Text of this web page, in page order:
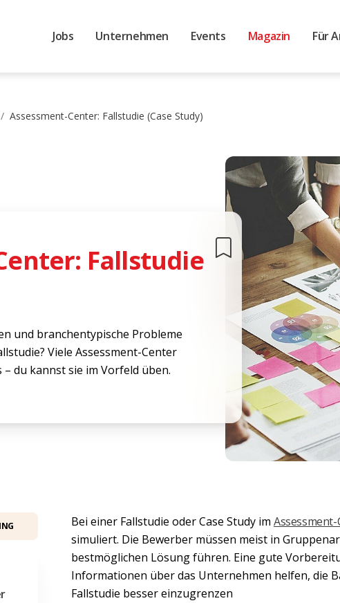
Jobs Unternehmen Events Magazin Für
Assessment-Center: Fallstudie (Case Study)
Fallstudie
und branchentypische Probleme
Viele Assessment-Center
du kannst sie im Vorfeld üben.
Bei einer Fallstudie oder Case Study im
simuliert. Die Bewerber müssen meist in
bestmöglichen Lösung führen. Eine gute
Informationen über das Unternehmen helfen, die
Fallstudie besser einzugrenzen